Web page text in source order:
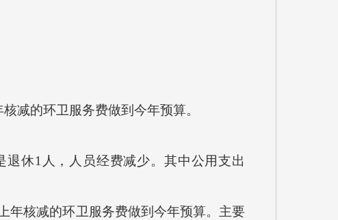
减的环卫服务费做到今年预算。
休1人，人员经费减少。其中公用支出
核减的环卫服务费做到今年预算。主要